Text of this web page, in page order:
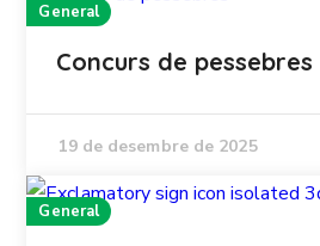
General
Concurs de pessebres
19 de desembre de 2025
General